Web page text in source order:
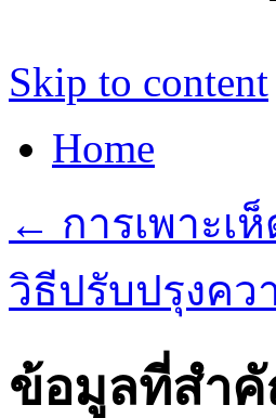
Skip to content
Home
← การเพาะเ
วิธีปรับปรุงค
ข้อมูลที่สำคั